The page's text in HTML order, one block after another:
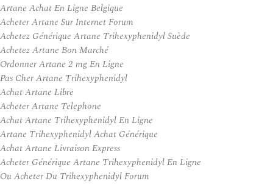
Artane Achat En Ligne Belgique
Acheter Artane Sur Internet Forum
Achetez Générique Artane Trihexyphenidyl Suède
Achetez Artane Bon Marché
Ordonner Artane 2 mg En Ligne
Pas Cher Artane Trihexyphenidyl
Achat Artane Libre
Acheter Artane Telephone
Achat Artane Trihexyphenidyl En Ligne
Artane Trihexyphenidyl Achat Générique
Achat Artane Livraison Express
Acheter Générique Artane Trihexyphenidyl En Ligne
Ou Acheter Du Trihexyphenidyl Forum